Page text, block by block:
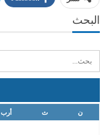
البحث
ن ث أرب